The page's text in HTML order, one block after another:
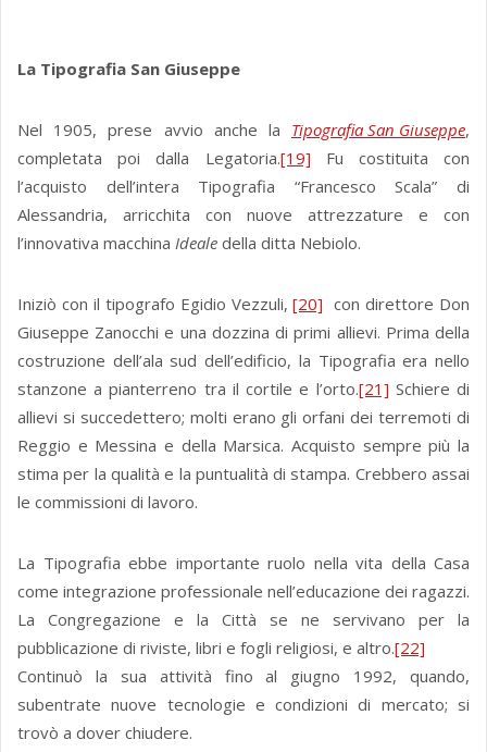
La Tipografia San Giuseppe
Nel 1905, prese avvio anche la Tipografia San Giuseppe,
completata poi dalla Legatoria.[19] Fu costituita con
l’acquisto dell’intera Tipografia “Francesco Scala” di
Alessandria, arricchita con nuove attrezzature e con
l’innovativa macchina Ideale della ditta Nebiolo.
Iniziò con il tipografo Egidio Vezzuli,[20] con direttore Don
Giuseppe Zanocchi e una dozzina di primi allievi. Prima della
costruzione dell’ala sud dell’edificio, la Tipografia era nello
stanzone a pianterreno tra il cortile e l’orto.[21] Schiere di
allievi si succedettero; molti erano gli orfani dei terremoti di
Reggio e Messina e della Marsica. Acquisto sempre più la
stima per la qualità e la puntualità di stampa. Crebbero assai
le commissioni di lavoro.
La Tipografia ebbe importante ruolo nella vita della Casa
come integrazione professionale nell’educazione dei ragazzi.
La Congregazione e la Città se ne servivano per la
pubblicazione di riviste, libri e fogli religiosi, e altro.[22]
Continuò la sua attività fino al giugno 1992, quando,
subentrate nuove tecnologie e condizioni di mercato; si
trovò a dover chiudere.